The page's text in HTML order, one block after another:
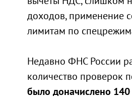
доходов, применение
лимитам по
Недавно ФНС России
количество проверок
было доначислено